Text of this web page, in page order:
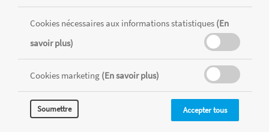
Cookies nécessaires aux informations statistiques (En
savoir plus)
Cookies marketing (En savoir plus)
Soumettre Accepter tous
Tous les produits sont vendus dans la limite des stocks disponibles de
chaque magasin, toutes taxes comprises.
MENTIONS LÉGALES CONDITIONS GÉNÉRALES